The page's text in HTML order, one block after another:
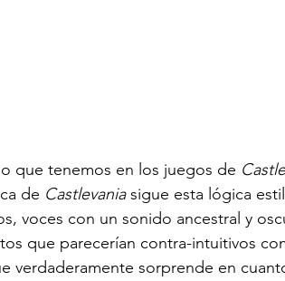
que tenemos en los juegos de
de Castlevania sigue esta lógica
voces con un sonido ancestral y
que parecerían contra-intuitivos
verdaderamente sorprende en